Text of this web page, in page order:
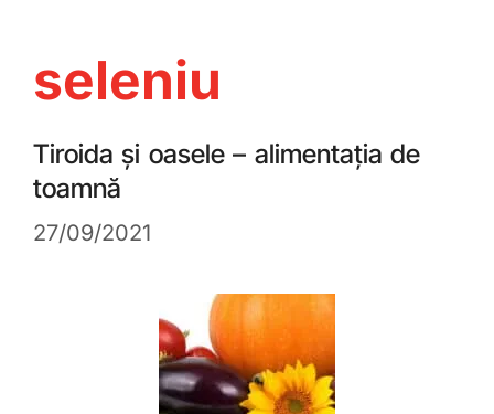
seleniu
Tiroida și oasele – alimentația de
toamnă
27/09/2021